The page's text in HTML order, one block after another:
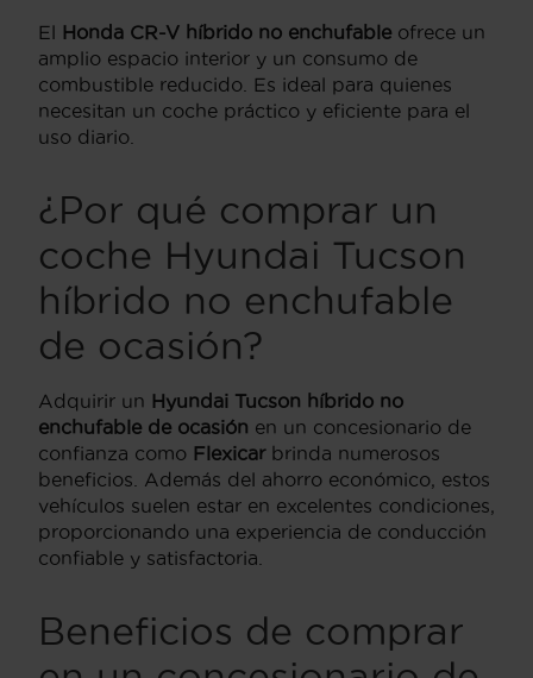
El Honda CR-V híbrido no enchufable ofrece un
amplio espacio interior y un consumo de
combustible reducido. Es ideal para quienes
necesitan un coche práctico y eficiente para el
uso diario.
¿Por qué comprar un
coche Hyundai Tucson
híbrido no enchufable
de ocasión?
Adquirir un Hyundai Tucson híbrido no
enchufable de ocasión en un concesionario de
confianza como Flexicarbrinda numerosos
beneficios. Además del ahorro económico, estos
vehículos suelen estar en excelentes condiciones,
proporcionando una experiencia de conducción
confiable y satisfactoria.
Beneficios de comprar